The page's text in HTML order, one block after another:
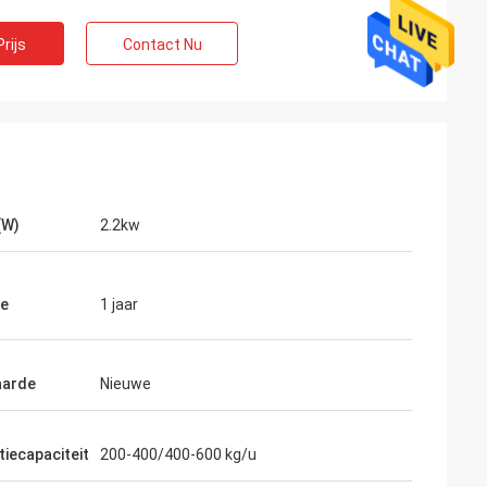
éénjarige
Contact Nu
2.2kw
1 jaar
Nieuwe
200-400/400-600 kg/u